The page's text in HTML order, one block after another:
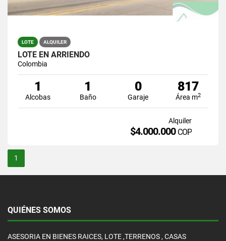
LOTE ALQUILER
LOTE EN ARRIENDO
Colombia
1
Alcobas
1
Baño
0
Garaje
817
Área m2
Alquiler
$4.000.000 COP
1
QUIÉNES SOMOS
ASESORIA EN BIENES RAICES, LOTE ,TERRENOS , CASAS